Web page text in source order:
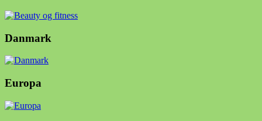
Danmark
Europa